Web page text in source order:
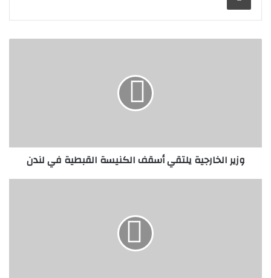
وزير الخارجية يلتقي أسقف الكنيسة القبطية في لندن